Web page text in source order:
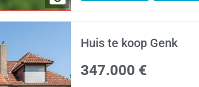
Huis te koop Genk
347.000 €